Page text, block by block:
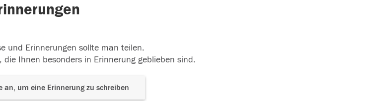
und Erinnerungen sollte man teilen.
die Ihnen besonders in Erinnerung geblieben sind.
an, um eine Erinnerung zu schreiben